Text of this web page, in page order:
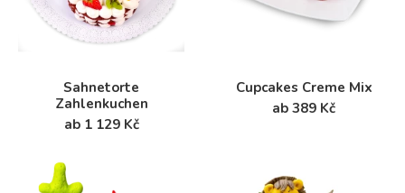
Sahnetorte
Zahlenkuchen
ab 1 129 Kč
Cupcakes Creme Mix
ab 389 Kč